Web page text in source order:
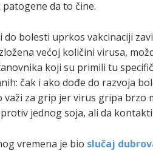
da to čine.
do bolesti uprkos vakcinaciji
većoj količini virusa,
koji su primili tu
čak i ako dođe do razvoja
za grip jer virus gripa brzo
jednog soja, ali da
vremena je bio slučaj